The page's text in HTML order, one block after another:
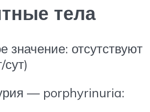
тела
значение: отсутствуют
— porphyrinuria: